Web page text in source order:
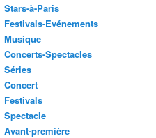
Stars-à-Paris
Festivals-Evénements
Musique
Concerts-Spectacles
Séries
Concert
Festivals
Spectacle
Avant-première